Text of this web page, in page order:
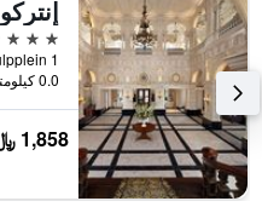
5 نجوم
0.0 كيلومتر عن وسط المدينة
1,858 ﷼